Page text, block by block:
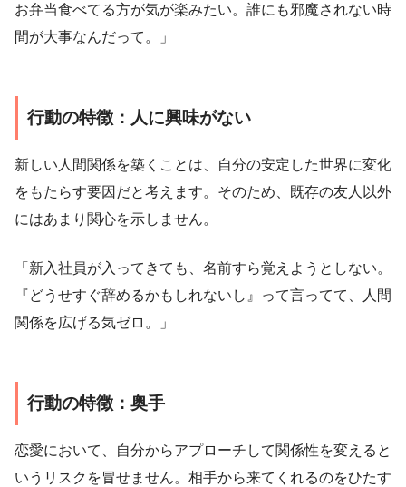
お弁当食べてる方が気が楽みたい。誰にも邪魔されない時
間が大事なんだって。」
行動の特徴：人に興味がない
新しい人間関係を築くことは、自分の安定した世界に変化
をもたらす要因だと考えます。そのため、既存の友人以外
にはあまり関心を示しません。
「新入社員が入ってきても、名前すら覚えようとしない。
『どうせすぐ辞めるかもしれないし』って言ってて、人間
関係を広げる気ゼロ。」
行動の特徴：奥手
恋愛において、自分からアプローチして関係性を変えると
いうリスクを冒せません。相手から来てくれるのをひたす